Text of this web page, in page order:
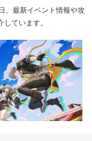
、最新イベント情報や攻
ています。